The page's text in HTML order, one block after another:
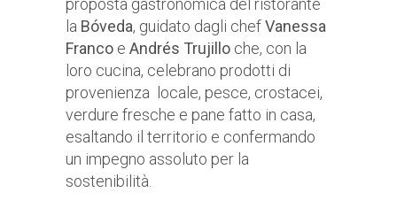
la Bóveda, guidato dagli chefVanessa
Franco e Andrés Trujillo che, con la
loro cucina, celebrano prodotti di
provenienza locale, pesce, crostacei,
verdure fresche e pane fatto in casa,
esaltando il territorio e confermando
un impegno assoluto per la
sostenibilità.